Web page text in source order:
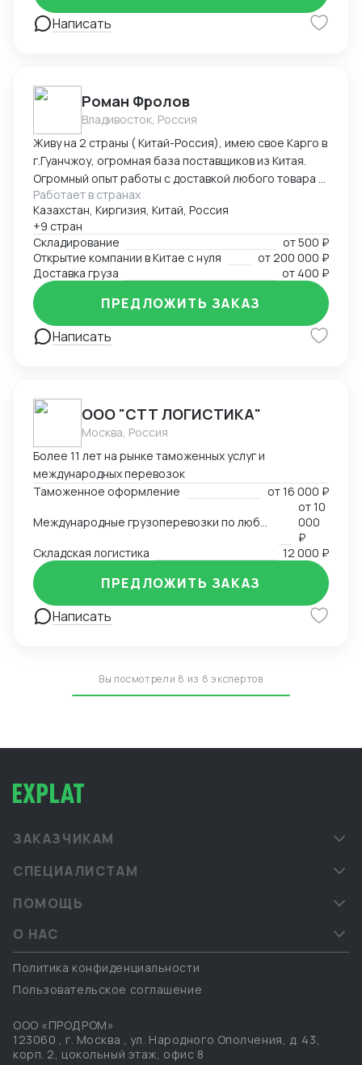
Написать
Роман Фролов
Владивосток, Россия
Живу на 2 страны ( Китай-Россия), имею свое Карго в
г.Гуанчжоу, огромная база поставщиков из Китая.
Огромный опыт работы с доставкой любого товара в
Страны Средней Азии. Поиск, выкуп, валюта, обмен,
инспекция.
Работает в странах
Казахстан, Киргизия, Китай, Россия
+9 стран
Складирование
от500 ₽
Открытие компании в Китае с нуля
от200 000 ₽
Доставка груза
от 400 ₽
Написать
ПРЕДЛОЖИТЬ ЗАКАЗ
ООО "СТТ ЛОГИСТИКА"
Москва, Россия
Более 11 лет на рынке таможенных услуг и
международных перевозок
Таможенное оформление
от16 000 ₽
Международные грузоперевозки по любым маршрутам и любыми видами транспорта
от10
000
₽
Складская логистика
12 000 ₽
Написать
ПРЕДЛОЖИТЬ ЗАКАЗ
Вы посмотрели 8 из 8 экспертов
ЗАКАЗЧИКАМ
СПЕЦИАЛИСТАМ
ПОМОЩЬ
О НАС
Политика конфиденциальности
Пользовательское соглашение
ООО «ПРОДРОМ»
123060 , г. Москва , ул. Народного Ополчения, д. 43,
корп. 2, цокольный этаж, офис 8